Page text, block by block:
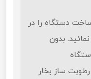
دستگاه را در
بدون
ساز بخار